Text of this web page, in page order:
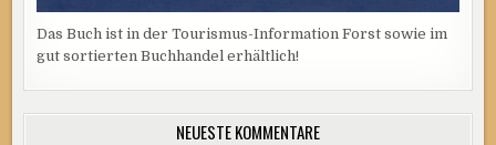
Das Buch ist in der Tourismus-Information Forst sowie im
gut sortierten Buchhandel erhältlich!
NEUESTE KOMMENTARE